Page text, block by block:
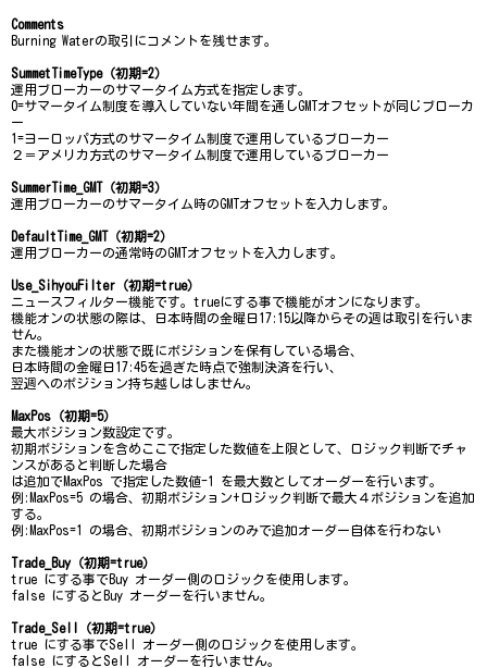
Comments
Burning Waterの取引にコメントを残せます。
SummetTimeType（初期=2）
運用ブローカーのサマータイム方式を指定します。
0=サマータイム制度を導入していない年間を通しGMTオフセットが同じブローカ
ー
1=ヨーロッパ方式のサマータイム制度で運用しているブローカー
２＝アメリカ方式のサマータイム制度で運用しているブローカー
SummerTime_GMT（初期=3）
運用ブローカーのサマータイム時のGMTオフセットを入力します。
DefaultTime_GMT（初期=2）
運用ブローカーの通常時のGMTオフセットを入力します。
Use_SihyouFilter（初期=true）
ニュースフィルター機能です。trueにする事で機能がオンになります。
機能オンの状態の際は、日本時間の金曜日17:15以降からその週は取引を行いま
せん。
また機能オンの状態で既にポジションを保有している場合、
日本時間の金曜日17:45を過ぎた時点で強制決済を行い、
翌週へのポジション持ち越しはしません。
MaxPos（初期=5）
最大ポジション数設定です。
初期ポジションを含めここで指定した数値を上限として、ロジック判断でチャ
ンスがあると判断した場合
は追加でMaxPos で指定した数値-1 を最大数としてオーダーを行います。
例:MaxPos=5 の場合、初期ポジション+ロジック判断で最大４ポジションを追加
する。
例:MaxPos=1 の場合、初期ポジションのみで追加オーダー自体を行わない
Trade_Buy（初期=true）
true にする事でBuy オーダー側のロジックを使用します。
false にするとBuy オーダーを行いません。
Trade_Sell（初期=true）
true にする事でSell オーダー側のロジックを使用します。
false にするとSell オーダーを行いません。